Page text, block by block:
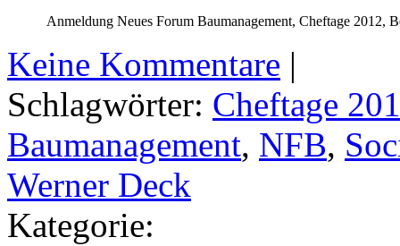
Anmeldung Neues Forum Baumanagement, Cheftage 2012,
Keine Kommentare |
Schlagwörter: Cheftage
Baumanagement, NFB,
Werner Deck
Kategorie: